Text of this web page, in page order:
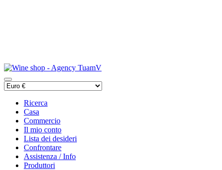
Ricerca
Casa
Commercio
Il mio conto
Lista dei desideri
Confrontare
Assistenza / Info
Produttori